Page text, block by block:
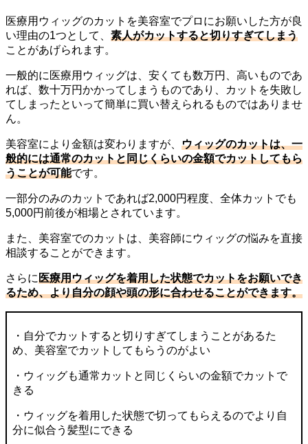
医療用ウィッグのカットを美容室でプロにお願いした方が良
い理由の1つとして、 素人がカットすると切りすぎてしまう
ことがあげられます。
一般的に医療用ウィッグは、安くても数万円、高いものであ
れば、数十万円かかってしまうものであり、カットを失敗し
てしまったといって簡単に買い替えられるものではありませ
ん。
美容室により金額は変わりますが、 ウィッグのカットは、一
般的には通常のカットと同じくらいの金額でカットしてもら
うことが可能です。
一部分のみのカットであれば2,000円程度、全体カットでも
5,000円前後が相場とされています。
また、美容室でのカットは、美容師にウィッグの悩みを直接
相談することができます。
さらに医療用ウィッグを着用した状態でカットをお願いでき
るため、より自分の顔や頭の形に合わせることができます。
・自分でカットすると切りすぎてしまうことがあるた
め、美容室でカットしてもらうのがよい
・ウィッグも通常カットと同じくらいの金額でカットで
きる
・ウィッグを着用した状態で切ってもらえるのでより自
分に似合う髪型にできる